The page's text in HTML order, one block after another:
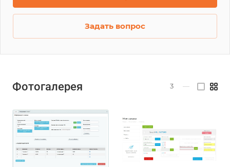
Задать вопрос
Фотогалерея 3 —